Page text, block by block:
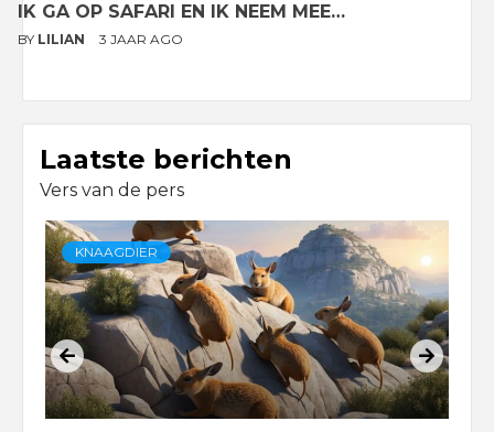
IK GA OP SAFARI EN IK NEEM MEE…
BY LILIAN 3 JAAR AGO
Laatste berichten
Vers van de pers
KNAAGDIER